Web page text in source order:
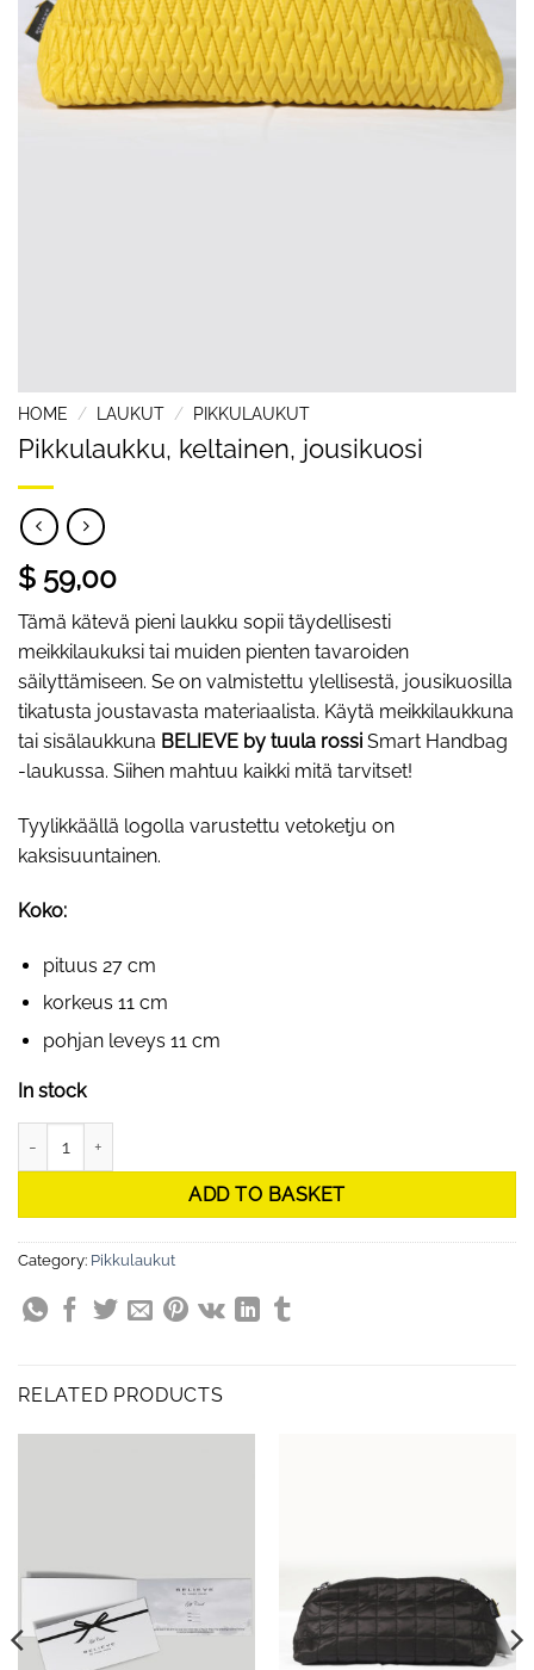
HOME / LAUKUT / PIKKULAUKUT
Pikkulaukku, keltainen, jousikuosi
$ 59,00
Tämä kätevä pieni laukku sopii täydellisesti
meikkilaukuksi tai muiden pienten tavaroiden
säilyttämiseen. Se on valmistettu ylellisestä, jousikuosilla
tikatusta joustavasta materiaalista. Käytä meikkilaukkuna
tai sisälaukkuna BELIEVE by tuula rossi Smart Handbag
-laukussa. Siihen mahtuu kaikki mitä tarvitset!
Tyylikkäällä logolla varustettu vetoketju on
kaksisuuntainen.
Koko:
pituus 27 cm
korkeus 11 cm
pohjan leveys 11 cm
In stock
ADD TO BASKET
Category: Pikkulaukut
RELATED PRODUCTS